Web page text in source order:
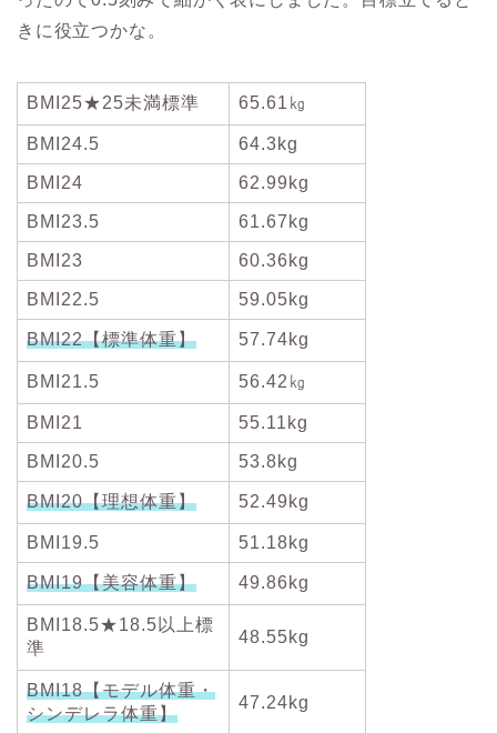
きに役立つかな。
BMI25★25未満標準 65.61㎏
BMI24.5 64.3kg
BMI24 62.99kg
BMI23.5 61.67kg
BMI23 60.36kg
BMI22.5 59.05kg
BMI22【標準体重】 57.74kg
BMI21.5 56.42㎏
BMI21 55.11kg
BMI20.5 53.8kg
BMI20【理想体重】 52.49kg
BMI19.5 51.18kg
BMI19【美容体重】 49.86kg
BMI18.5★18.5以上標
準
48.55kg
BMI18【モデル体重・
シンデレラ体重】
47.24kg